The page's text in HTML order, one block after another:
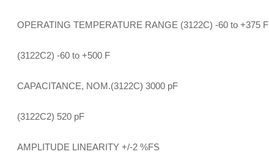
OPERATING TEMPERATURE RANGE (3122C) -60 to +375 F
(3122C2) -60 to +500 F
CAPACITANCE, NOM.(3122C) 3000 pF
(3122C2) 520 pF
AMPLITUDE LINEARITY +/-2 %FS